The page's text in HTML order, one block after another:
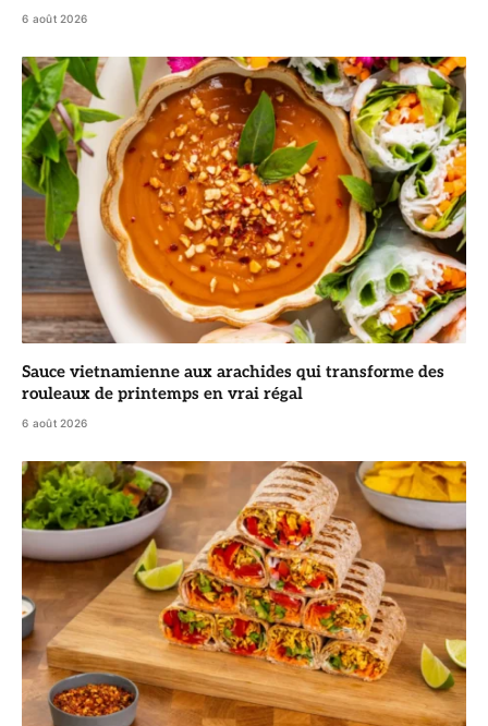
6 août 2026
Sauce vietnamienne aux arachides qui transforme des
rouleaux de printemps en vrai régal
6 août 2026